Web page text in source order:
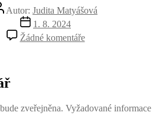
Autor: Judita Matyášová
Datum
příspěvku
1. 8. 2024
Žádné komentářeu
textu
zveřejněna. Vyžadované informace